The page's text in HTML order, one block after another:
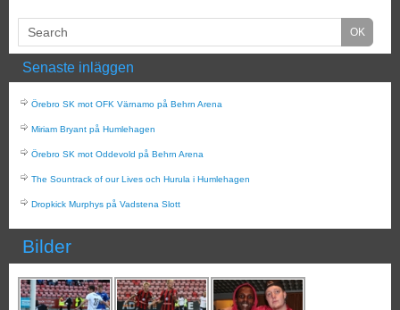
Senaste inläggen
Örebro SK mot OFK Värnamo på Behrn Arena
Miriam Bryant på Humlehagen
Örebro SK mot Oddevold på Behrn Arena
The Sountrack of our Lives och Hurula i Humlehagen
Dropkick Murphys på Vadstena Slott
Bilder